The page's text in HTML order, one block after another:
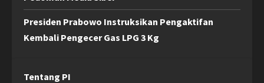
Presiden Prabowo Instruksikan Pengaktifan
Kembali Pengecer Gas LPG 3 Kg
Tentang PI